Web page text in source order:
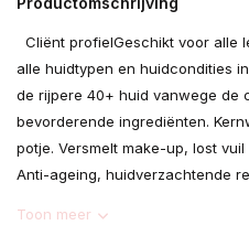
Cliënt profielGeschikt voor alle
alle huidtypen en huidcondities
de rijpere 40+ huid vanwege de
bevorderende ingrediënten.
potje. Versmelt make-up, lost
Anti-ageing, huidverzachtende
Toon meer